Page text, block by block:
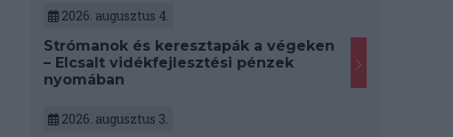
2026. augusztus 4.
Strómanok és keresztapák a végeken
– Elcsalt vidékfejlesztési pénzek
nyomában
2026. augusztus 3.